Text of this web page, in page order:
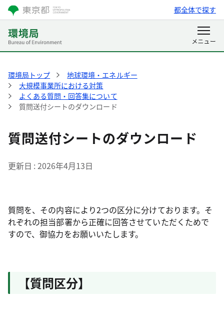
都全体で探す
環境局トップ
地球環境・エネルギー
大規模事業所における対策
よくある質問・回答集について
質問送付シートのダウンロード
質問送付シートのダウンロード
更新日 2026年4月13日
質問を、その内容により2つの区分に分けております。そ
れぞれの担当部署から正確に回答させていただくためで
すので、御協力をお願いいたします。
【質問区分】